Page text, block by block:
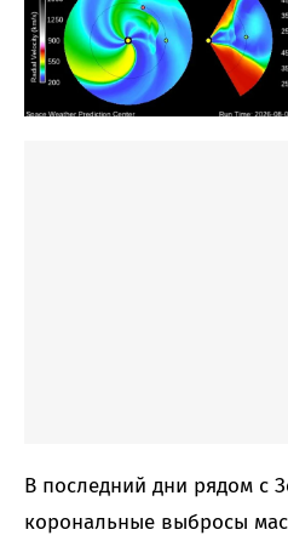
В последний дни рядом с
корональные выбросы